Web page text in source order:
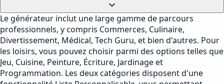
Le générateur inclut une large gamme de parcours
professionnels, y compris Commerces, Culinaire,
Divertissement, Médical, Tech Guru, et bien d'autres. Pour
les loisirs, vous pouvez choisir parmi des options telles que
Jeu, Cuisine, Peinture, Écriture, Jardinage et
Programmation. Les deux catégories disposent d'une